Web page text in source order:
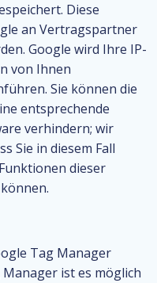
Diese
an Vertragspartner
Google wird Ihre IP-
von Ihnen
Sie können die
entsprechende
verhindern; wir
Sie in diesem Fall
dieser
Tag Manager
ist es möglich